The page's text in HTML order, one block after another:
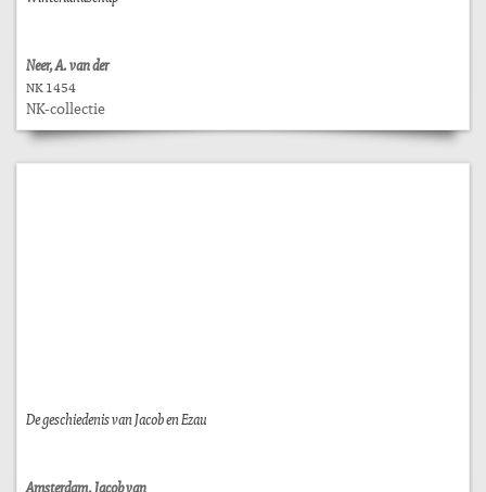
Neer, A. van der
NK 1454
NK-collectie
De geschiedenis van Jacob en Ezau
Amsterdam, Jacob van